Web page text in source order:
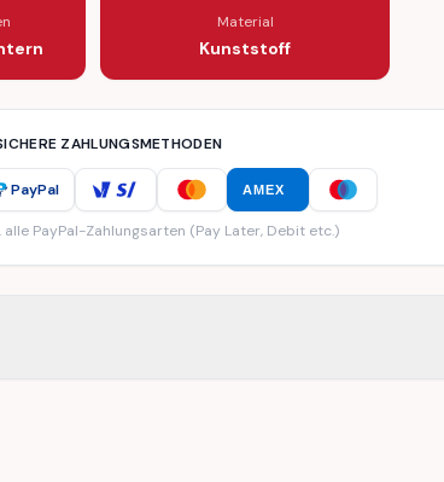
Material
Kunststoff
ZAHLUNGSMETHODEN
PayPal AMEX
alle PayPal-Zahlungsarten (Pay Later, Debit etc.)